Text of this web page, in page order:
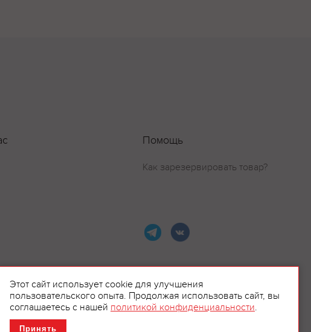
Помощь
Как зарезервировать товар?
рекламой.
Этот сайт использует cookie для улучшения
пользовательского опыта. Продолжая использовать сайт, вы
соглашаетесь с нашей политикой конфиденциальности.
Принять